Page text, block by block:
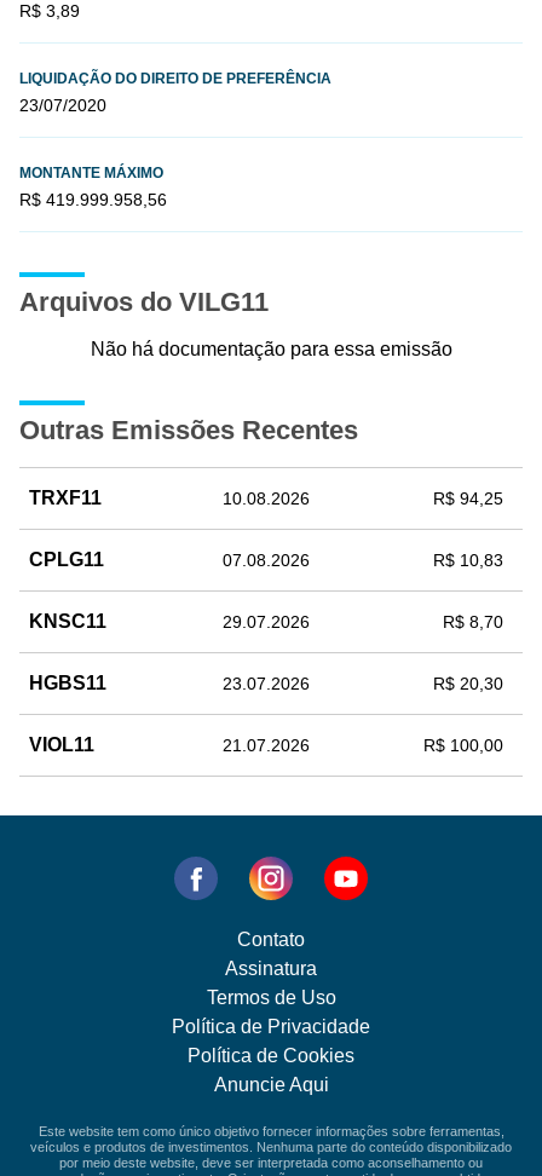
R$ 3,89
LIQUIDAÇÃO DO DIREITO DE PREFERÊNCIA
23/07/2020
MONTANTE MÁXIMO
R$ 419.999.958,56
Arquivos do VILG11
Não há documentação para essa emissão
Outras Emissões Recentes
TRXF11 10.08.2026 R$ 94,25
CPLG11 07.08.2026 R$ 10,83
KNSC11 29.07.2026 R$ 8,70
HGBS11 23.07.2026 R$ 20,30
VIOL11 21.07.2026 R$ 100,00
Contato
Assinatura
Termos de Uso
Política de Privacidade
Política de Cookies
Anuncie Aqui
Este website tem como único objetivo fornecer informações sobre ferramentas,
veículos e produtos de investimentos. Nenhuma parte do conteúdo disponibilizado
por meio deste website, deve ser interpretada como aconselhamento ou